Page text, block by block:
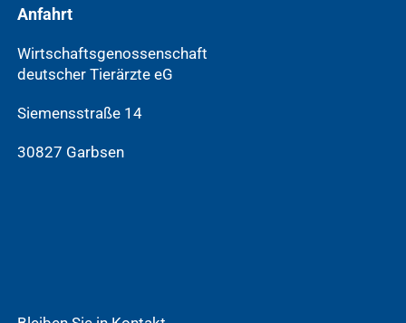
Anfahrt
Wirtschaftsgenossenschaft
deutscher Tierärzte eG
Siemensstraße 14
30827 Garbsen